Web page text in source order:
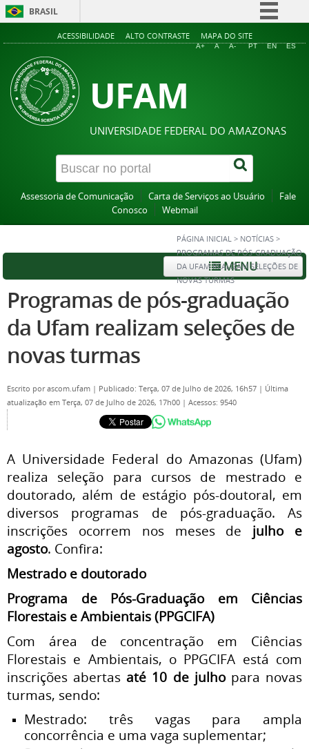
BRASIL
Simplifique!
Acesso à informação
ACESSIBILIDADE ALTO CONTRASTE MAPA DO SITE
A+ A A- PT EN ES
UFAM
UNIVERSIDADE FEDERAL DO AMAZONAS
Assessoria de Comunicação Carta de Serviços ao Usuário
Fale
Conosco
Webmail
PÁGINA INICIAL > NOTÍCIAS >
PROGRAMAS DE PÓS-GRADUAÇÃO
DA UFAM REALIZAM SELEÇÕES DE
NOVAS TURMAS
MENU
Programas de pós-graduação
da Ufam realizam seleções de
novas turmas
Escrito porascom.ufam | Publicado: Terça, 07 de Julho de 2026, 16h57 | Última
atualização em Terça, 07 de Julho de 2026, 17h00 | Acessos: 9540
A Universidade Federal do Amazonas (Ufam)
realiza seleção para cursos de mestrado e
doutorado, além de estágio pós-doutoral, em
diversos programas de pós-graduação. As
inscrições ocorrem nos meses de julho e
agosto. Confira:
Mestrado e doutorado
Programa de Pós-Graduação em Ciências
Florestais e Ambientais (PPGCIFA)
Com área de concentração em Ciências
Florestais e Ambientais, o PPGCIFA está com
inscrições abertas até 10 de julhopara novas
turmas, sendo:
Mestrado: três vagas para ampla
concorrência e uma vaga suplementar;